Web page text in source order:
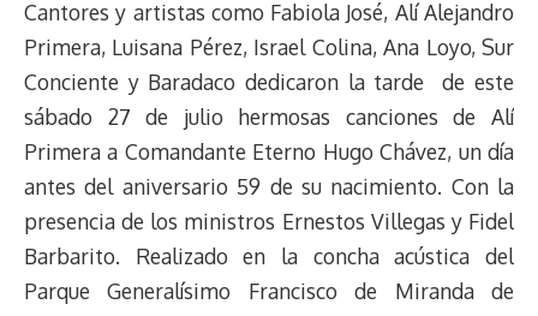
Cantores y artistas como Fabiola José, Alí Alejandro
Primera, Luisana Pérez, Israel Colina, Ana Loyo, Sur
Conciente y Baradaco dedicaron la tarde de este
sábado 27 de julio hermosas canciones de Alí
Primera a Comandante Eterno Hugo Chávez, un día
antes del aniversario 59 de su nacimiento. Con la
presencia de los ministros Ernestos Villegas y Fidel
Barbarito. Realizado en la concha acústica del
Parque Generalísimo Francisco de Miranda de